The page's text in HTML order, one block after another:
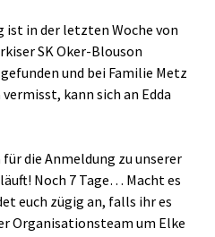
ist in der letzten Woche von
SK Oker-Blouson
und bei Familie Metz
kann sich an Edda
die Anmeldung zu unserer
Noch 7 Tage… Macht es
euch zügig an, falls ihr es
Organisationsteam um Elke